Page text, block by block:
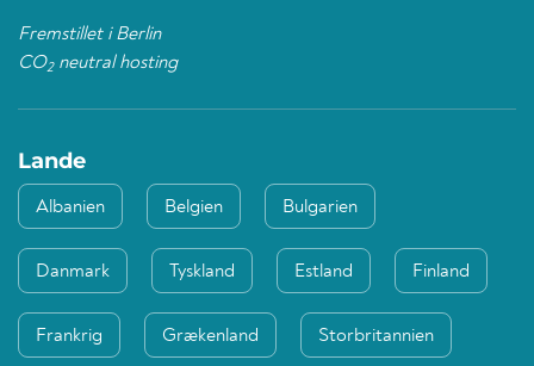
Fremstillet i Berlin
CO2neutral hosting
Lande
Albanien Belgien Bulgarien
Danmark Tyskland Estland Finland
Frankrig Grækenland Storbritannien